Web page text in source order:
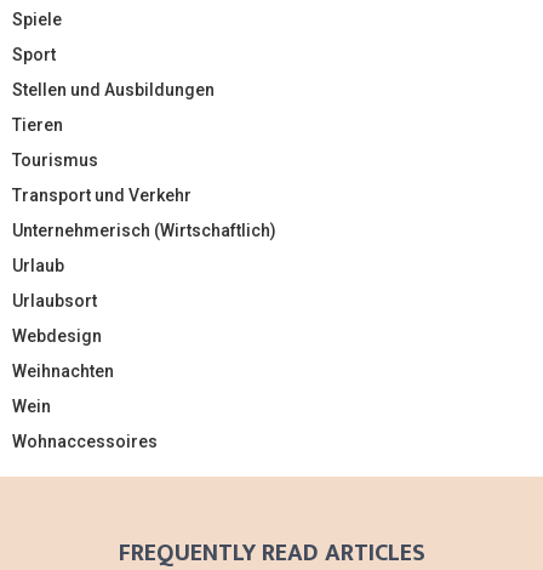
Spiele
Sport
Stellen und Ausbildungen
Tieren
Tourismus
Transport und Verkehr
Unternehmerisch (Wirtschaftlich)
Urlaub
Urlaubsort
Webdesign
Weihnachten
Wein
Wohnaccessoires
FREQUENTLY READ ARTICLES